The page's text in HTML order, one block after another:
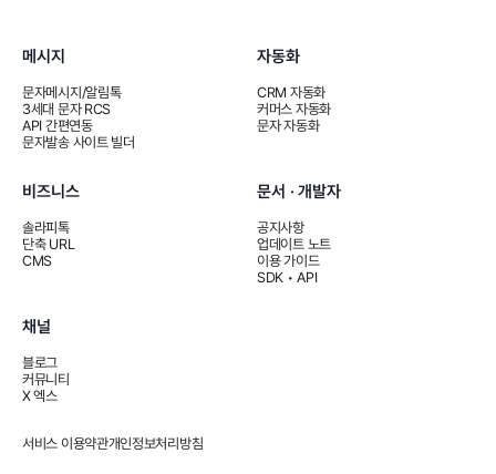
메시지
문자메시지/알림톡
3세대 문자 RCS
API 간편연동
문자발송 사이트 빌더
자동화
CRM 자동화
커머스 자동화
문자 자동화
비즈니스
솔라피톡
단축 URL
CMS
문서 · 개발자
공지사항
업데이트 노트
이용 가이드
SDK • API
채널
블로그
커뮤니티
X 엑스
서비스 이용약관개인정보처리방침